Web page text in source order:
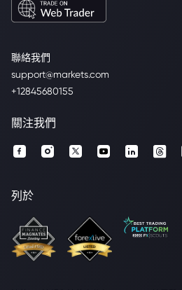
聯絡我們
support@markets.com
+12845680155
關注我們
列於